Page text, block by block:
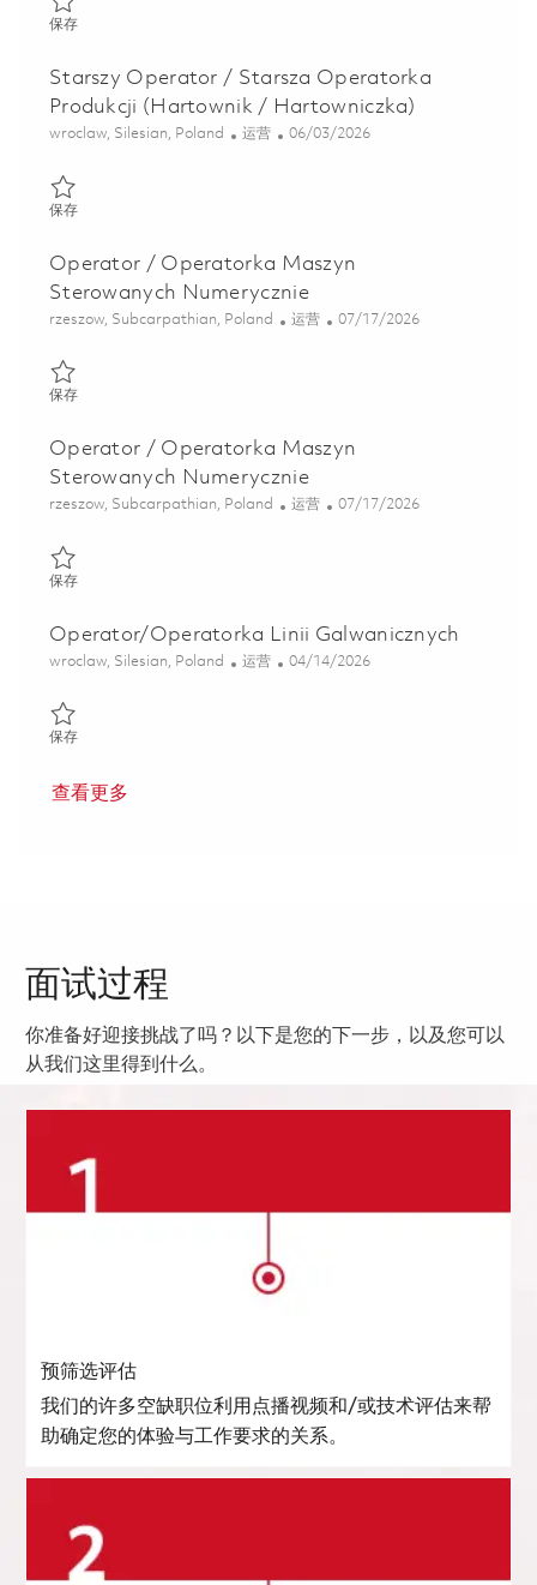
保存保存 Młodszy Operator / Młodsza Operatorka Obrabiarek
Starszy Operator / Starsza Operatorka
Produkcji (Hartownik / Hartowniczka)
位置
wroclaw, Silesian, Poland 类别
运营 Posted Date
06/03/2026
保存保存 Starszy Operator / Starsza Operatorka Produkcji
Operator / Operatorka Maszyn
Sterowanych Numerycznie
位置
rzeszow, Subcarpathian, Poland 类别
运营 Posted Date
07/17/2026
保存保存 Operator / Operatorka Maszyn Sterowanych Numerycznie
Operator / Operatorka Maszyn
Sterowanych Numerycznie
位置
rzeszow, Subcarpathian, Poland 类别
运营 Posted Date
07/17/2026
保存保存 Operator / Operatorka Maszyn Sterowanych Numerycznie
Operator/Operatorka Linii Galwanicznych
位置
wroclaw, Silesian, Poland 类别
运营 Posted Date
04/14/2026
保存保存 Operator/Operatorka Linii Galwanicznych 01837384
查看更多
面试过程
你准备好迎接挑战了吗？以下是您的下一步，以及您可以
从我们这里得到什么。
预筛选评估
我们的许多空缺职位利用点播视频和/或技术评估来帮
助确定您的体验与工作要求的关系。